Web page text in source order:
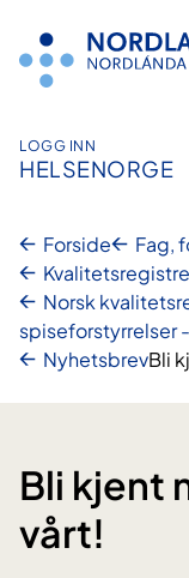
innhold
LOGG INN
HELSENORGE
Forside
Fag,
Kvalitetsregistre
Norsk
spiseforstyrrelser
NyhetsbrevBli
Bli kjent
vårt!